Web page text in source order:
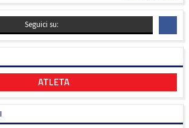
Seguici su:
ATLETA